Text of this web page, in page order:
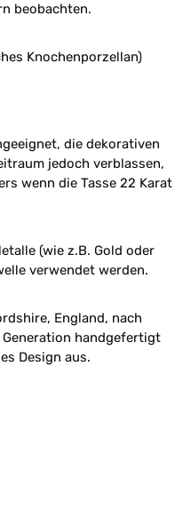
beobachten.
Knochenporzellan)
die dekorativen
jedoch verblassen,
wenn die Tasse 22 Karat
(wie z.B. Gold oder
verwendet werden.
England, nach
handgefertigt
Design aus.